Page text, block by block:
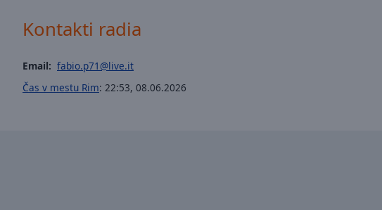
Opacity
Kontakti radia
Email: fabio.p71@live.it
Čas v mestu Rim: 22:53, 08.06.2026